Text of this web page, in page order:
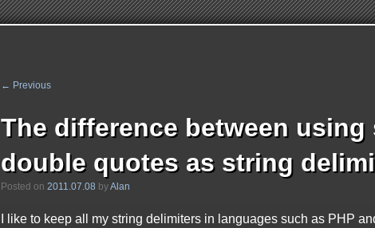
Post
navigation
← Previous
The difference between
double quotes as string
Posted on 2011.07.08 byAlan
I like to keep all my string delimiters in languages such as PHP